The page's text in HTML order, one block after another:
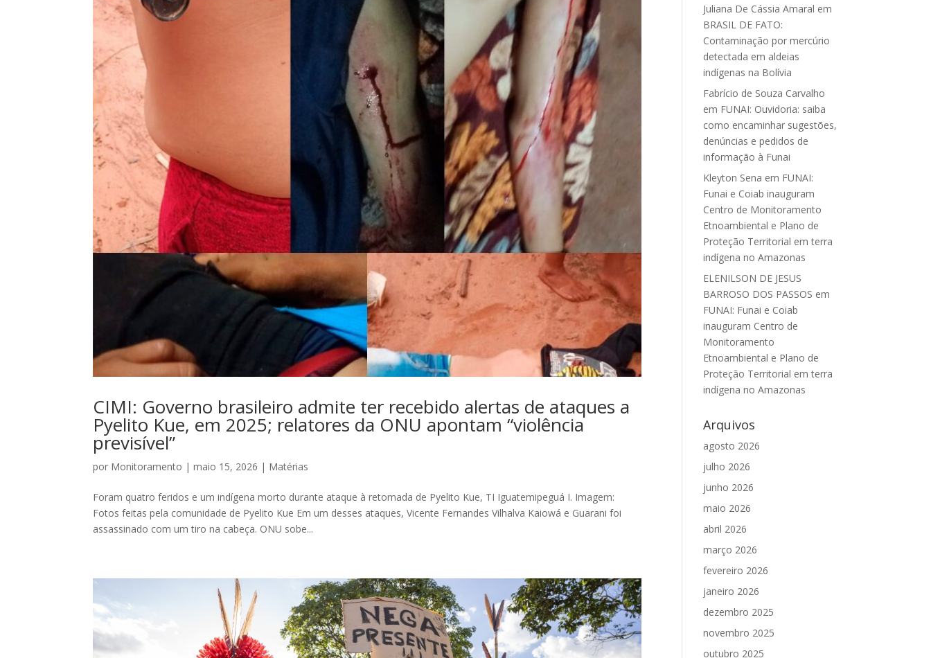
CIMI: Governo brasileiro admite ter recebido alertas de ataques a
Pyelito Kue, em 2025; relatores da ONU apontam “violência
previsível”
por Monitoramento |maio 15, 2026 | Matérias
Foram quatro feridos e um indígena morto durante ataque à retomada de Pyelito Kue, TI Iguatemipeguá I. Imagem:
Fotos feitas pela comunidade de Pyelito Kue Em um desses ataques, Vicente Fernandes Vilhalva Kaiowá e Guarani foi
assassinado com um tiro na cabeça. ONU sobe...
Juliana De Cássia Amaral em
BRASIL DE FATO:
Contaminação por mercúrio
detectada em aldeias
indígenas na Bolívia
Fabrício de Souza Carvalho
em FUNAI: Ouvidoria: saiba
como encaminhar sugestões,
denúncias e pedidos de
informação à Funai
Kleyton Sena em FUNAI:
Funai e Coiab inauguram
Centro de Monitoramento
Etnoambiental e Plano de
Proteção Territorial em terra
indígena no Amazonas
ELENILSON DE JESUS
BARROSO DOS PASSOS em
FUNAI: Funai e Coiab
inauguram Centro de
Monitoramento
Etnoambiental e Plano de
Proteção Territorial em terra
indígena no Amazonas
Arquivos
agosto 2026
julho 2026
junho 2026
maio 2026
abril 2026
março 2026
fevereiro 2026
janeiro 2026
dezembro 2025
novembro 2025
outubro 2025